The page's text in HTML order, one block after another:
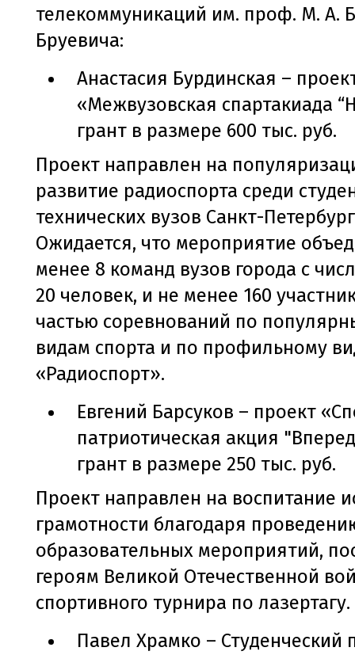
телекоммуникаций им. проф. М. А.
Бруевича:
Анастасия Бурдинская –
«Межвузовская спартакиада
грант в размере 600 тыс. руб.
Проект направлен на
развитие радиоспорта среди
технических вузов Санкт-
Ожидается, что мероприятие
менее 8 команд вузов города с
20 человек, и не менее 160
частью соревнований по
видам спорта и по профильному
«Радиоспорт».
Евгений Барсуков – проект
патриотическая акция
грант в размере 250 тыс. руб.
Проект направлен на воспитание
грамотности благодаря
образовательных мероприятий,
героям Великой Отечественной
спортивного турнира по лазертагу.
Павел Храмко – Студенческий